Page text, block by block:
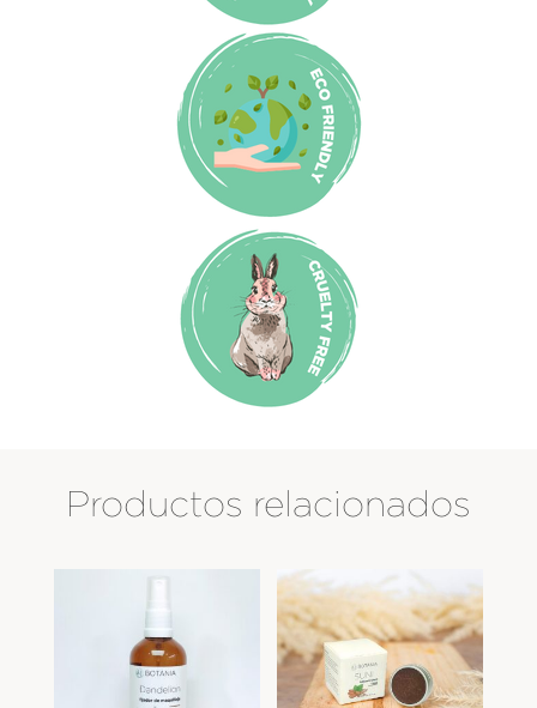
Productos relacionados